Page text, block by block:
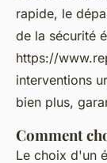
rapide, le
de la sécurité
https://
interventions
bien plus,
Comment
Le choix d'un